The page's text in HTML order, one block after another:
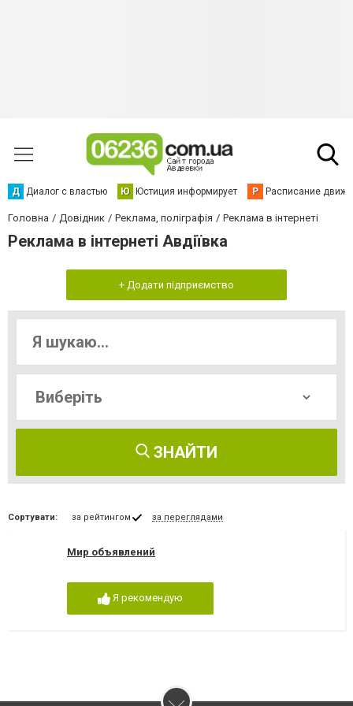
Д Диалог с властью Ю Юстиция информирует Р Расписание
Головна Довідник Реклама, поліграфія Реклама в інтернеті
Реклама в інтернеті Авдіївка
+ Додати підприємство
ЗНАЙТИ
Сортувати: за рейтингом за переглядами
Мир объявлений
Я рекомендую